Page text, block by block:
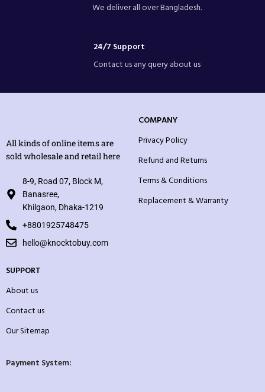
We deliver all over Bangladesh.
24/7 Support
Contact us any query about us
All kinds of online items are
sold wholesale and retail here
8-9, Road 07, Block M,
Banasree,
Khilgaon, Dhaka-1219
+8801925748475
hello@knocktobuy.com
COMPANY
Privacy Policy
Refund and Returns
Terms & Conditions
Replacement & Warranty
SUPPORT
About us
Contact us
Our Sitemap
Payment System: